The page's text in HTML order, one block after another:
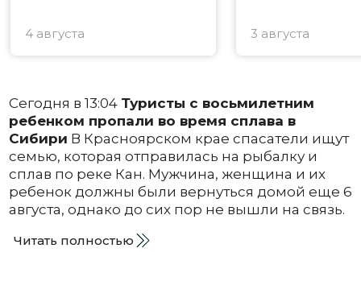
4 августа 3 августа
Сегодня в 13:04 Туристы с восьмилетним
ребенком пропали во время сплава в
Сибири В Красноярском крае спасатели ищут
семью, которая отправилась на рыбалку и
сплав по реке Кан. Мужчина, женщина и их
ребенок должны были вернуться домой еще 6
августа, однако до сих пор не вышли на связь.
Читать полностью